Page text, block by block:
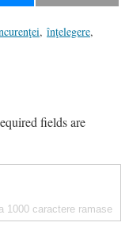
, înţelegere,
fields are
1000 caractere ramase